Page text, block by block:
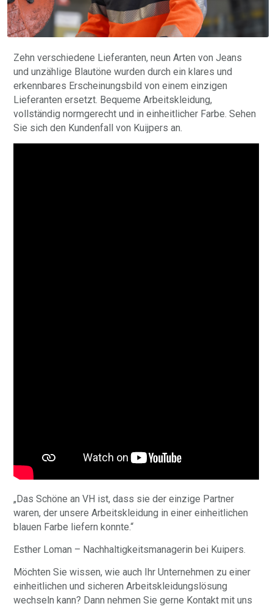
Zehn verschiedene Lieferanten, neun Arten von Jeans
und unzählige Blautöne wurden durch ein klares und
erkennbares Erscheinungsbild von einem einzigen
Lieferanten ersetzt. Bequeme Arbeitskleidung,
vollständig normgerecht und in einheitlicher Farbe. Sehen
Sie sich den Kundenfall von Kuijpers an.
„Das Schöne an VH ist, dass sie der einzige Partner
waren, der unsere Arbeitskleidung in einer einheitlichen
blauen Farbe liefern konnte.“
Esther Loman – Nachhaltigkeitsmanagerin bei Kuipers.
Möchten Sie wissen, wie auch Ihr Unternehmen zu einer
einheitlichen und sicheren Arbeitskleidungslösung
wechseln kann? Dann nehmen Sie gerne Kontakt mit uns